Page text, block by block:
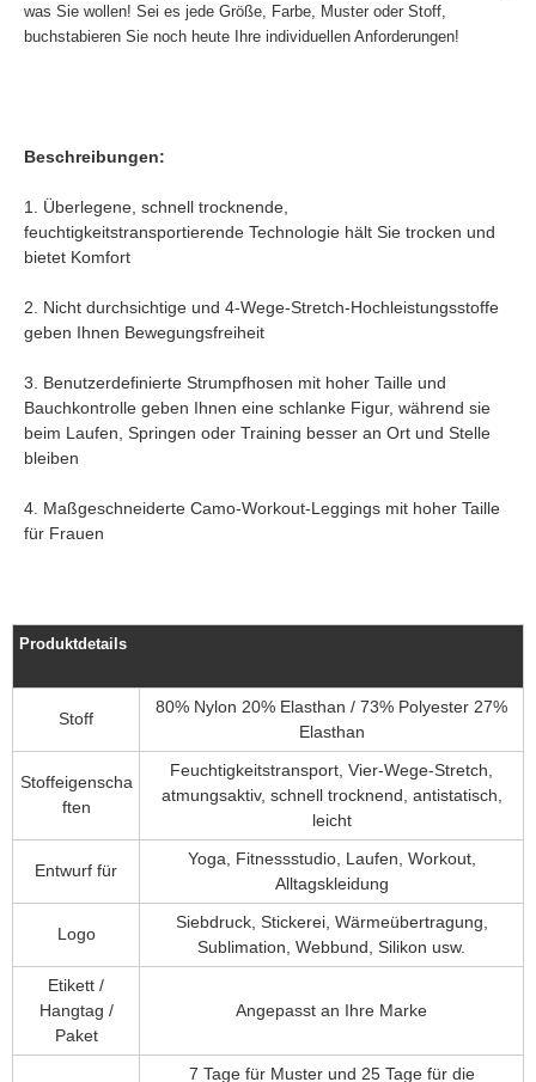
was Sie wollen! Sei es jede Größe, Farbe, Muster oder Stoff,
buchstabieren Sie noch heute Ihre individuellen Anforderungen!
Beschreibungen:
1. Überlegene, schnell trocknende,
feuchtigkeitstransportierende Technologie hält Sie trocken und
bietet Komfort
2. Nicht durchsichtige und 4-Wege-Stretch-Hochleistungsstoffe
geben Ihnen Bewegungsfreiheit
3. Benutzerdefinierte Strumpfhosen mit hoher Taille und
Bauchkontrolle geben Ihnen eine schlanke Figur, während sie
beim Laufen, Springen oder Training besser an Ort und Stelle
bleiben
4. Maßgeschneiderte Camo-Workout-Leggings mit hoher Taille
für Frauen
Produktdetails
Stoff
80% Nylon 20% Elasthan / 73% Polyester 27%
Elasthan
Stoffeigenscha
ften
Feuchtigkeitstransport, Vier-Wege-Stretch,
atmungsaktiv, schnell trocknend, antistatisch,
leicht
Entwurf für
Yoga, Fitnessstudio, Laufen, Workout,
Alltagskleidung
Logo
Siebdruck, Stickerei, Wärmeübertragung,
Sublimation, Webbund, Silikon usw.
Etikett /
Hangtag /
Paket
Angepasst an Ihre Marke
7 Tage für Muster und 25 Tage für die